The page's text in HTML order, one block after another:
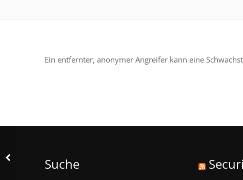
Ein entfernter, anonymer Angreifer kann eine
Suche